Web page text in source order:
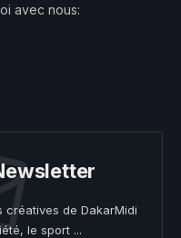
avec nous:
créatives de DakarMidi
le sport ...